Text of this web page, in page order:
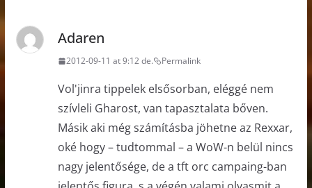
Adaren
2012-09-11 at 9:12 de. Permalink
Vol'jinra tippelek elsősorban, eléggé nem
szívleli Gharost, van tapasztalata bőven.
Másik aki még számításba jöhetne az Rexxar,
oké hogy – tudtommal – a WoW-n belül nincs
nagy jelentősége, de a tft orc campaing-ban